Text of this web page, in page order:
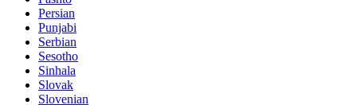
Persian
Punjabi
Serbian
Sesotho
Sinhala
Slovak
Slovenian